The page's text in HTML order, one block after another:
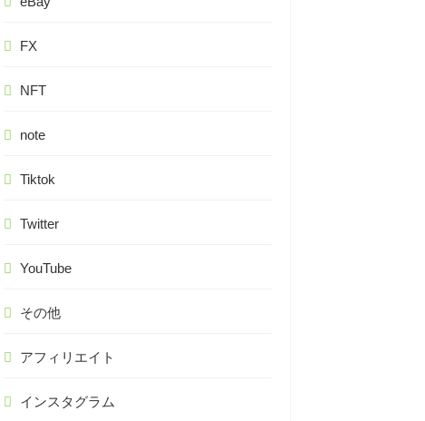
FX
NFT
note
Tiktok
Twitter
YouTube
その他
アフィリエイト
インスタグラム